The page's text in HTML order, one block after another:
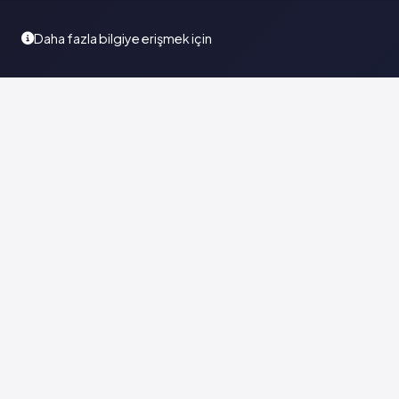
Daha fazla bilgiye erişmek için